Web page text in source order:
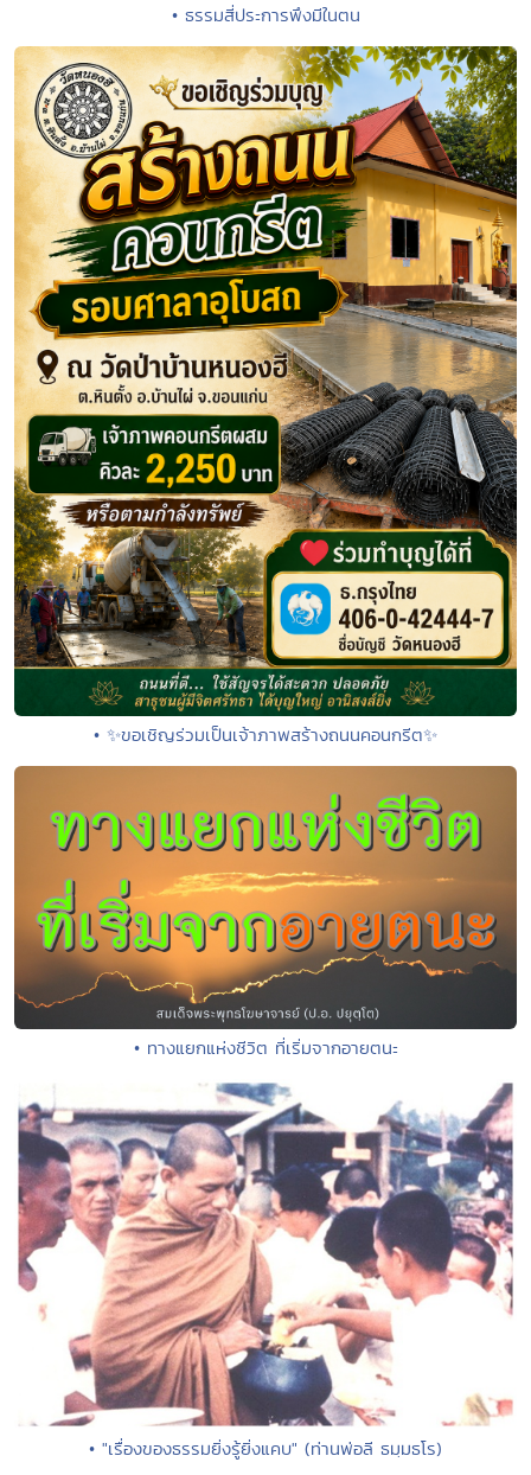
• ธรรมสี่ประการพึงมีในตน
• ✨ขอเชิญร่วมเป็นเจ้าภาพสร้างถนนคอนกรีต✨
• ทางแยกแห่งชีวิต ที่เริ่มจากอายตนะ
• "เรื่องของธรรมยิ่งรู้ยิ่งแคบ" (ท่านพ่อลี ธมฺมธโร)